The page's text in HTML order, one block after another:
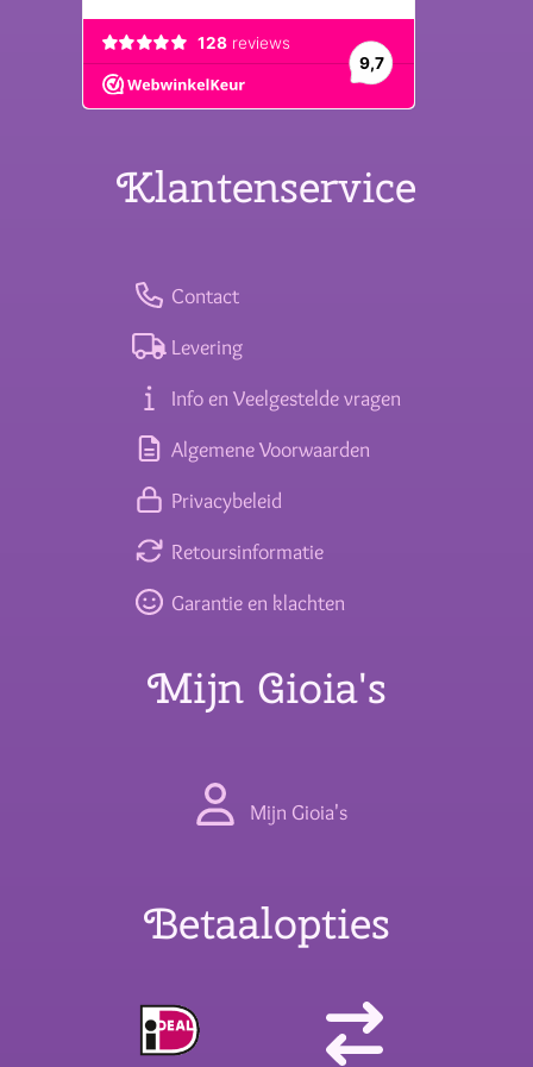
Klantenservice
Contact
Levering
Info en Veelgestelde vragen
Algemene Voorwaarden
Privacybeleid
Retoursinformatie
Garantie en klachten
Mijn Gioia's
Mijn Gioia's
Betaalopties